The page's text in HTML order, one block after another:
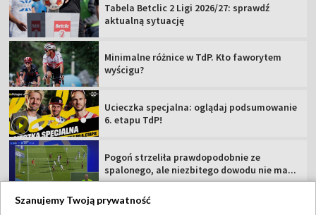
Tabela Betclic 2 Ligi 2026/27: sprawdź
aktualną sytuację
Minimalne różnice w TdP. Kto faworytem
wyścigu?
Ucieczka specjalna: oglądaj podsumowanie
6. etapu TdP!
Pogoń strzeliła prawdopodobnie ze
spalonego, ale niezbitego dowodu nie ma...
Szanujemy Twoją prywatność